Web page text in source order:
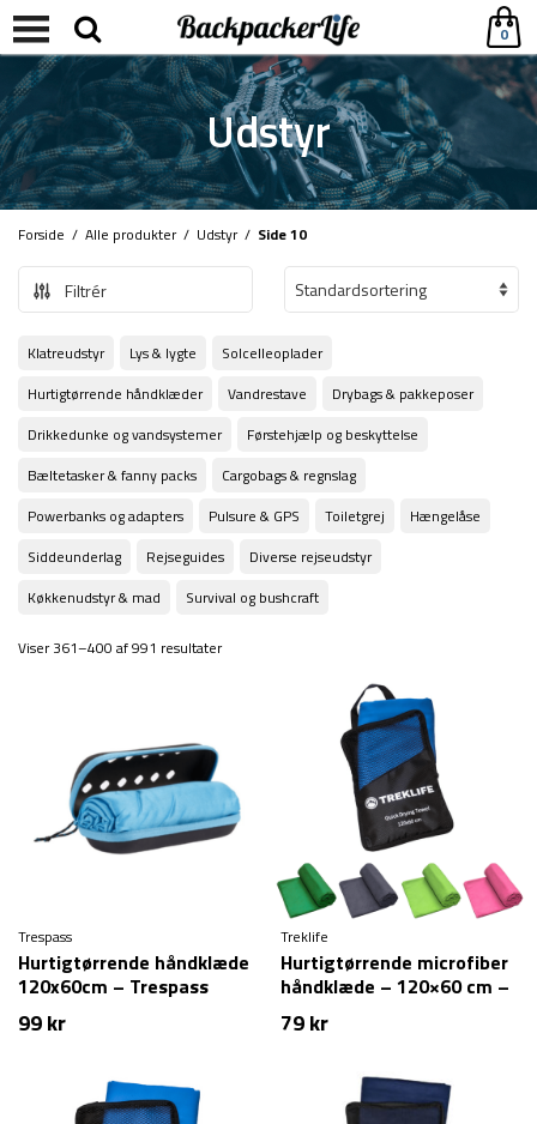
0
Udstyr
Forside / Alle produkter/ Udstyr/ Side 10
Filtrér
Klatreudstyr Lys & lygte
Solcelleoplader
Hurtigtørrende håndklæder
Vandrestave
Drybags & pakkeposer
Drikkedunke og vandsystemer
Førstehjælp og beskyttelse
Bæltetasker & fanny packs
Cargobags & regnslag
Powerbanks og adapters
Pulsure & GPS Toiletgrej
Hængelåse
Siddeunderlag
Rejseguides
Diverse rejseudstyr
Køkkenudstyr & mad
Survival og bushcraft
Viser 361–400 af 991 resultater
Trespass
Hurtigtørrende håndklæde
120x60cm – Trespass
Compatto – Blå
99kr
Treklife
Hurtigtørrende microfiber
håndklæde – 120×60 cm –
Treklife
79kr